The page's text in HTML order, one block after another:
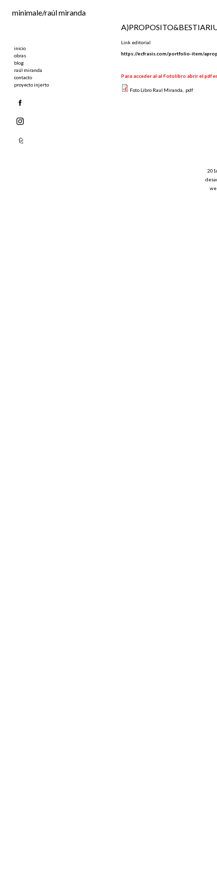
minimale/raúl miranda
inicio
obras
blog
raúl miranda
contacto
proyecto injerto
Link editorial
https://ecfrasis.com/portfolio-item/
Para acceder al al Fotolibro abrir el pdf
Foto Libro Raul Miranda, .pdf